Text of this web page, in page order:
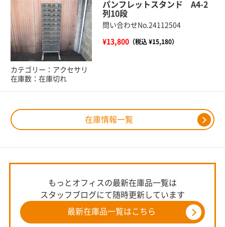
在庫情報一覧
パンフレットスタンド A4-2
列10段
問い合わせNo.24112504
¥13,800（税込 ¥15,180）
カテゴリー：アクセサリ
在庫数：在庫切れ
もっとオフィスの最新在庫品一覧は
スタッフブログにて随時更新しています
最新在庫品一覧はこちら